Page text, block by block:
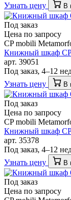
Узнать цену
В
Под заказ
Цена по запросу
CP mobili
Книжный шкаф CP
арт. 39051
Под заказ, 4–12
Узнать цену
В
Под заказ
Цена по запросу
CP mobili
Книжный шкаф CP
арт. 35378
Под заказ, 4–12
Узнать цену
В
Под заказ
Цена по запросу